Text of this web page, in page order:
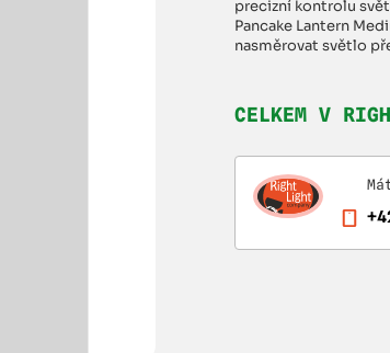
precizní kontrolu
Pancake Lantern
nasměrovat světlo
CELKEM V